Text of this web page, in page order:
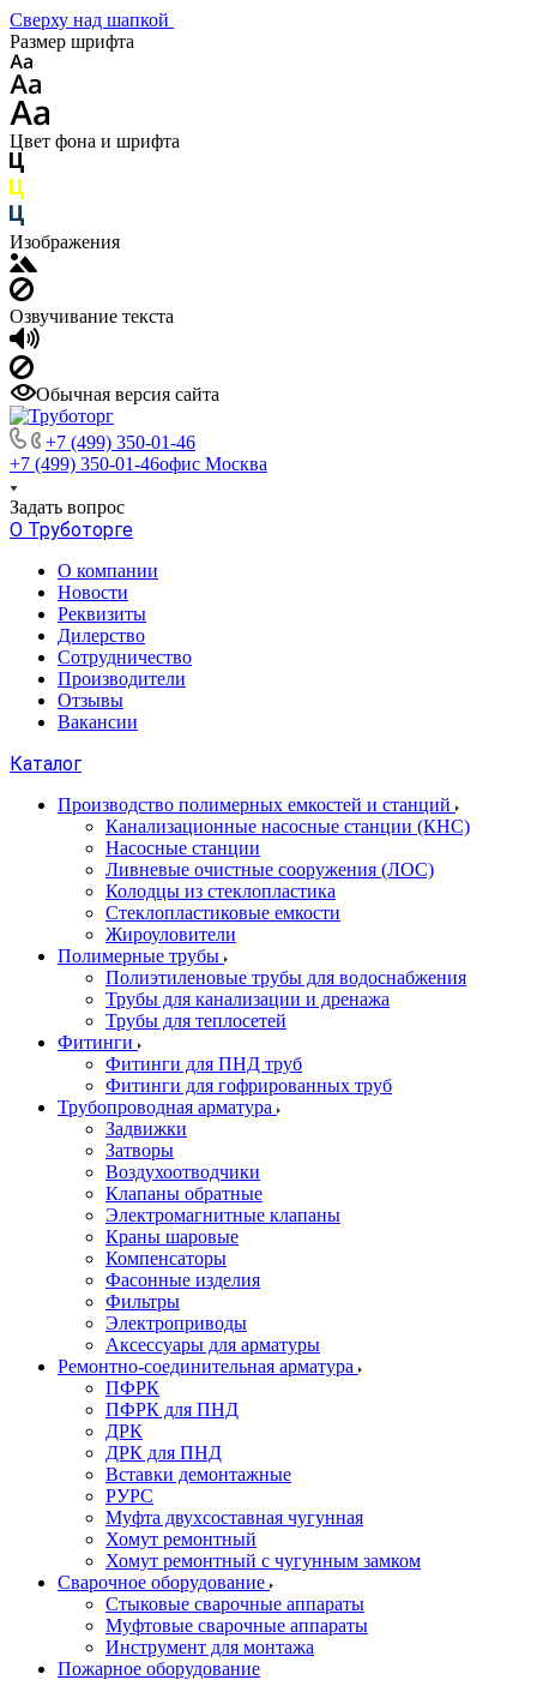
Сверху над шапкой
Размер шрифта
Цвет фона и шрифта
Изображения
Озвучивание текста
Обычная версия сайта
+7 (499) 350-01-46
+7 (499) 350-01-46офис Москва
Задать вопрос
О Труботорге
О компании
Новости
Реквизиты
Дилерство
Сотрудничество
Производители
Отзывы
Вакансии
Каталог
Производство полимерных емкостей и станций
Канализационные насосные станции (КНС)
Насосные станции
Ливневые очистные сооружения (ЛОС)
Колодцы из стеклопластика
Стеклопластиковые емкости
Жироуловители
Полимерные трубы
Полиэтиленовые трубы для водоснабжения
Трубы для канализации и дренажа
Трубы для теплосетей
Фитинги
Фитинги для ПНД труб
Фитинги для гофрированных труб
Трубопроводная арматура
Задвижки
Затворы
Воздухоотводчики
Клапаны обратные
Электромагнитные клапаны
Краны шаровые
Компенсаторы
Фасонные изделия
Фильтры
Электроприводы
Аксессуары для арматуры
Ремонтно-соединительная арматура
ПФРК
ПФРК для ПНД
ДРК
ДРК для ПНД
Вставки демонтажные
РУРС
Муфта двухсоставная чугунная
Хомут ремонтный
Хомут ремонтный с чугунным замком
Сварочное оборудование
Стыковые сварочные аппараты
Муфтовые сварочные аппараты
Инструмент для монтажа
Пожарное оборудование